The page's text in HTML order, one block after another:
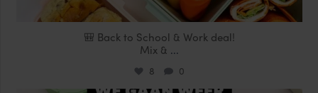
🎒 Back to School & Work deal!
Mix & ...
8 0